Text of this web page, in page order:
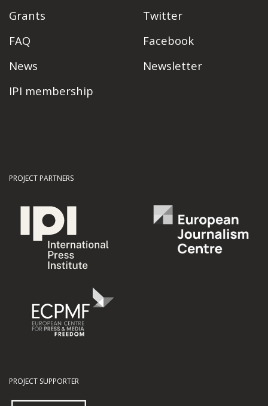
Grants
FAQ
News
IPI membership
Twitter
Facebook
Newsletter
PROJECT PARTNERS
PROJECT SUPPORTER